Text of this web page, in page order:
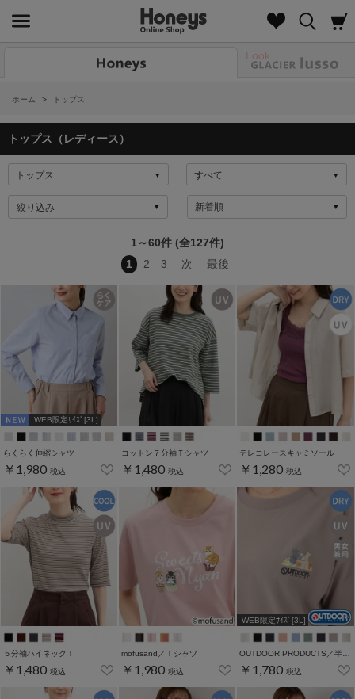
Look
ホーム > トップス
トップス（レディース）
絞り込み
1～60件 (全127件)
1
2 3 次 最後
WEB限定ｻｲｽﾞ[3L]
らくらく伸縮シャツ
￥1,980 税込
コットン７分袖Ｔシャツ
￥1,480 税込
テレコレースキャミソール
￥1,280 税込
５分袖ハイネックＴ
￥1,480 税込
mofusand／Ｔシャツ
￥1,980 税込
WEB限定ｻｲｽﾞ[3L]
￥1,780 税込